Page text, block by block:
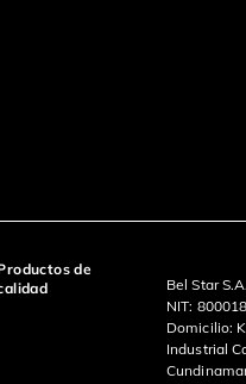
de
Bel Star S.A.
NIT:
Domicilio:
Industrial